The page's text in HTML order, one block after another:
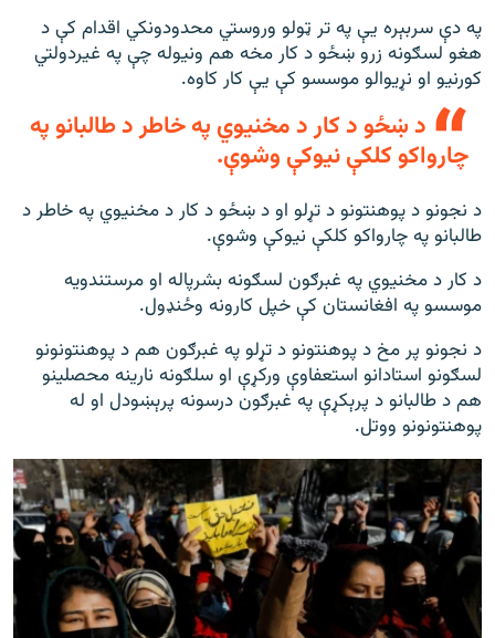
په دې سربېره یې په تر ټولو وروستي محدودونکي اقدام کې د
هغو لسګونه زرو ښځو د کار مخه هم ونیوله چې په غیردولتي
کورنیو او نړیوالو موسسو کې یې کار کاوه.
د ښځو د کار د مخنیوي په خاطر د طالبانو په
چارواکو کلکې نیوکې وشوې.
د نجونو د پوهنتونو د تړلو او د ښځو د کار د مخنیوي په خاطر د
طالبانو په چارواکو کلکې نیوکې وشوې.
د کار د مخنیوي په غبرګون لسګونه بشرپاله او مرستندویه
موسسو په افغانستان کې خپل کارونه وځنډول.
د نجونو پر مخ د پوهنتونو د تړلو په غبرګون هم د پوهنتونونو
لسګونو استادانو استعفاوې ورکړې او سلګونه نارینه محصلینو
هم د طالبانو د پرېکړې په غبرګون درسونه پرېښودل او له
پوهنتونونو ووتل.